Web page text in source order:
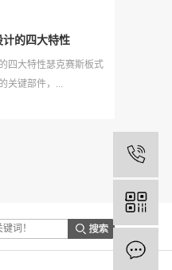
的四大特性
四大特性瑟克赛斯板式
关键部件，...